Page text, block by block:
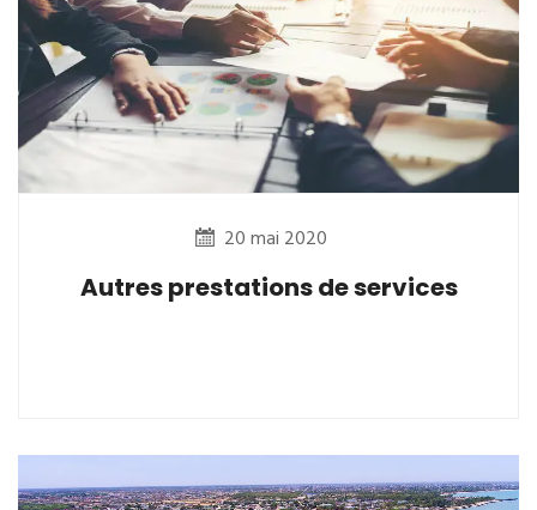
20 mai 2020
Autres prestations de services